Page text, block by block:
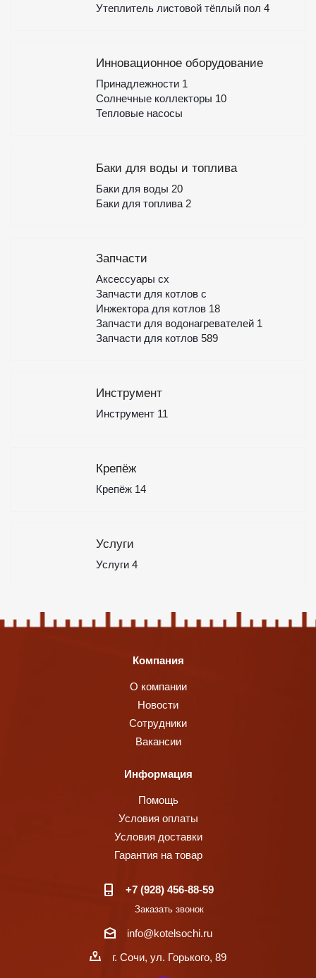
Утеплитель листовой тёплый пол 4
Инновационное оборудование
Принадлежности 1
Солнечные коллекторы 10
Тепловые насосы
Баки для воды и топлива
Баки для воды 20
Баки для топлива 2
Запчасти
Аксессуары сх
Запчасти для котлов с
Инжектора для котлов 18
Запчасти для водонагревателей 1
Запчасти для котлов 589
Инструмент
Инструмент 11
Крепёж
Крепёж 14
Услуги
Услуги 4
Компания
О компании
Новости
Сотрудники
Вакансии
Информация
Помощь
Условия оплаты
Условия доставки
Гарантия на товар
+7 (928) 456-88-59
Заказать звонок
info@kotelsochi.ru
г. Сочи, ул. Горького, 89